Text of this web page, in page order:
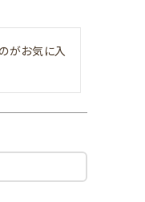
がお気に入